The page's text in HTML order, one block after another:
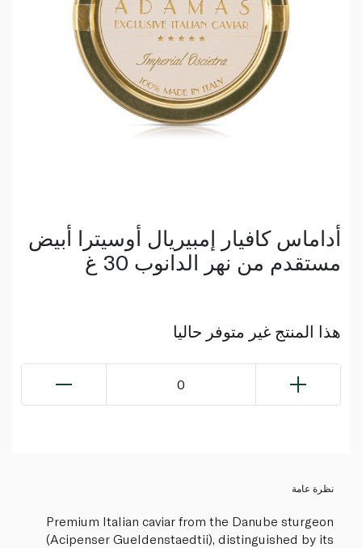
أداماس كافيار إمبيريال أوسيترا أبيض
مستقدم من نهر الدانوب 30 غ
هذا المنتج غير متوفر حاليا
0
نظرة عامة
Premium Italian caviar from the Danube sturgeon
(Acipenser Gueldenstaedtii), distinguished by its